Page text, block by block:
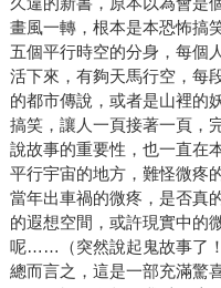
畫風一轉，根本是本恐怖搞
五個平行時空的分身，每個
活下來，有夠天馬行空，每
的都市傳說，或者是山裡的
搞笑，讓人一頁接著一頁，
說故事的重要性，也一直在
平行宇宙的地方，難怪微疼
當年出車禍的微疼，是否真
的遐想空間，或許現實中的
呢……（突然說起鬼故事了！
總而言之，這是一部充滿驚